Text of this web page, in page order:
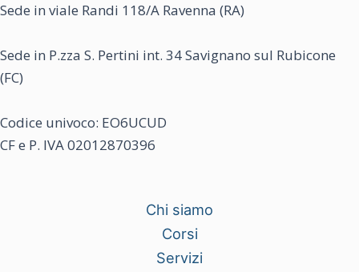
prodotto
Sede in viale Randi 118/A Ravenna (RA)
Sede in P.zza S. Pertini int. 34 Savignano sul Rubicone
(FC)
Codice univoco: EO6UCUD
CF e P. IVA 02012870396
Chi siamo
Corsi
Servizi